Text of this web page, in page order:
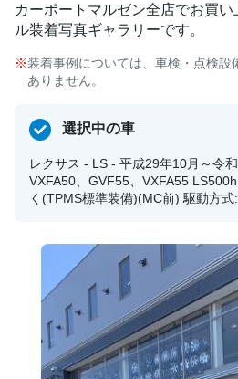
カーポートマルゼン全店でお買
ル装着写真ギャラリーです。
装着事例については、車検・点検設
ありません。
選択中の車
レクサス - LS - 平成29年10月～令
VXFA50、GVF55、VXFA55
く(TPMS標準装備)(MC前) 駆動方式